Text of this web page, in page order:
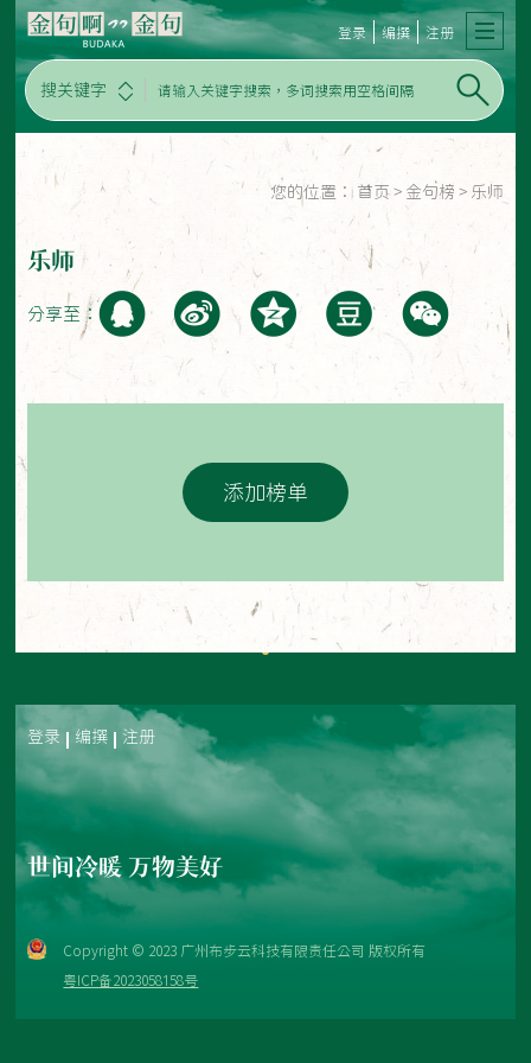
搜关键字
登录 编撰 注册
您的位置： 首页 > 金句榜 > 乐师
乐师
分享至：
添加榜单
登录 编撰 注册
世间冷暖 万物美好
Copyright © 2023 广州布步云科技有限责任公司 版权所有
粤ICP备2023058158号